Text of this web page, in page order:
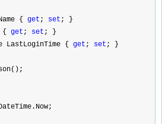
{ get ; set ; }
{ get ; set ; }
LastLoginTime { get ; set ; }